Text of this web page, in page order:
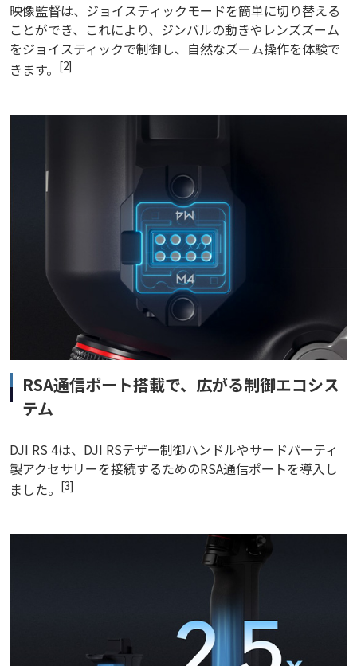
映像監督は、ジョイスティックモードを簡単に切り替える
ことができ、これにより、ジンバルの動きやレンズズーム
をジョイスティックで制御し、自然なズーム操作を体験で
きます。 [2]
RSA通信ポート搭載で、広がる制御エコシス
テム
DJI RS 4は、DJI RSテザー制御ハンドルやサードパーティ
製アクセサリーを接続するためのRSA通信ポートを導入し
ました。 [3]